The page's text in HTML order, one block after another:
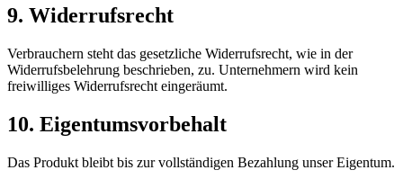
9. Widerrufsrecht
Verbrauchern steht das gesetzliche Widerrufsrecht, wie in der
Widerrufsbelehrung beschrieben, zu. Unternehmern wird kein
freiwilliges Widerrufsrecht eingeräumt.
10. Eigentumsvorbehalt​​​​​​​
Das Produkt bleibt bis zur vollständigen Bezahlung unser Eigentum.